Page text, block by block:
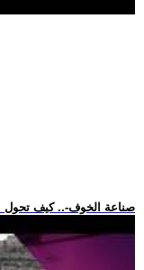
.. -صناعة الخوف-.. كيف